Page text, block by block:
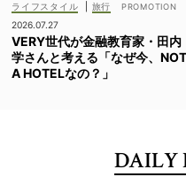
ライフスタイル
旅行
2026.07.27
VERY世代が金融教育家・田内
学さんと考える「なぜ今、NOT
A HOTELなの？」
DAILY